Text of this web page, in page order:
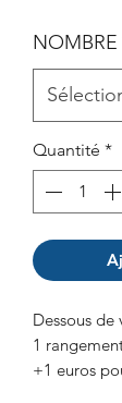
NOMBRE
Quantité *
Dessous de
1
+1 euros